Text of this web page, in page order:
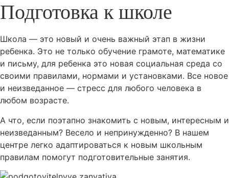
Подготовка к школе
Школа — это новый и очень важный этап в жизни
ребенка. Это не только обучение грамоте, математике
и письму, для ребенка это новая социальная среда со
своими правилами, нормами и установками. Все новое
и неизведанное — стресс для любого человека в
любом возрасте.
А что, если поэтапно знакомить с новым, интересным и
неизведанным? Весело и непринужденно? В нашем
центре легко адаптироваться к новым школьным
правилам помогут подготовительные занятия.